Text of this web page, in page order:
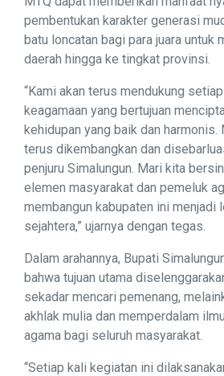
pembentukan karakter generasi
batu loncatan bagi para juara untuk
daerah hingga ke tingkat provinsi.
“Kami akan terus mendukung
keagamaan yang bertujuan
kehidupan yang baik dan harmonis.
terus dikembangkan dan
penjuru Simalungun. Mari kita
elemen masyarakat dan pemeluk
membangun kabupaten ini menjadi
sejahtera,” ujarnya dengan tegas.
Dalam arahannya, Bupati
bahwa tujuan utama
sekadar mencari pemenang,
akhlak mulia dan memperdalam
agama bagi seluruh masyarakat.
“Setiap kali kegiatan ini